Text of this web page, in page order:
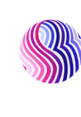
Inhalt
springen